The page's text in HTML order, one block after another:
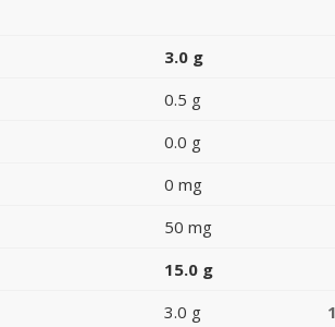
3.0 g
0.5 g
0.0 g
0 mg
50 mg
15.0 g
3.0 g